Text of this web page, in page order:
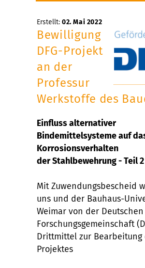
Erstellt: 02. Mai 2022
Bewilligung
DFG-Projekt
an der
Professur
Werkstoffe des
Einfluss alternativer
Bindemittelsysteme auf
Korrosionsverhalten
der Stahlbewehrung - Teil 2
Mit Zuwendungsbescheid
uns und der Bauhaus-
Weimar von der Deutschen
Forschungsgemeinschaft
Drittmittel zur Bearbeitung
Projektes